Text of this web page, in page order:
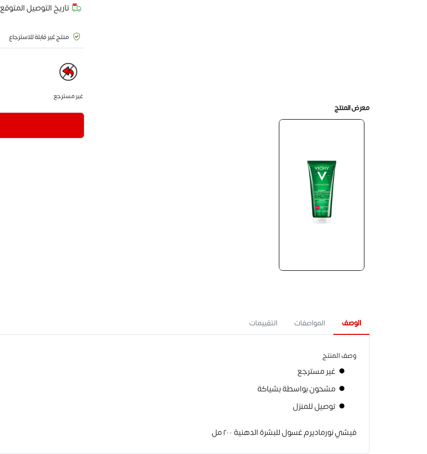
معرض المنتج
تاريخ التوصيل المتوقع
منتج غير قابلة للاسترجاع
غير مسترجع
الوصف المواصفات التقييمات
وصف المنتج
غير مسترجع
مشحون بواسطة بشياكة
توصيل للمنزل
فيشي نورماديرم غسول للبشرة الدهنية ٢٠٠ مل